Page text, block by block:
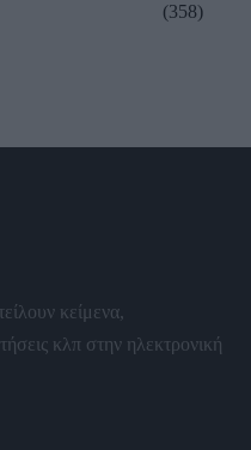
(358)
κείμενα,
κλπ στην ηλεκτρονική